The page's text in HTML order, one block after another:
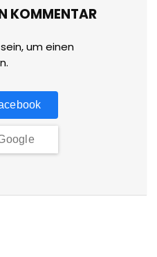
KOMMENTAR
sein, um einen